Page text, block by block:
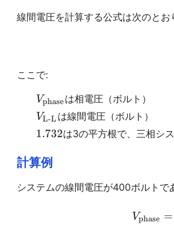
線間電圧を計算する公式は次のとお
ここで:
V_{\text{phase}}
Vphaseは相電圧（ボルト）
V_{\text{L-
L}}
VL-L は線間電圧（ボルト）
1.732
1.732は3の平方根で、三相シ
計算例
システムの線間電圧が400ボルト
Vphase =